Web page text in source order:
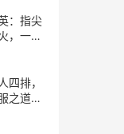
：指尖
，一段
副标题
四排，
之道副
队战场